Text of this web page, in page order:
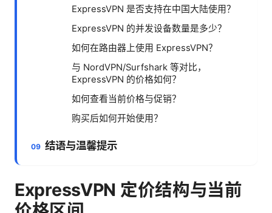
ExpressVPN 是否支持在中国大陆使用？
ExpressVPN 的并发设备数量是多少？
如何在路由器上使用 ExpressVPN？
与 NordVPN/Surfshark 等对比，
ExpressVPN 的价格如何？
如何查看当前价格与促销？
购买后如何开始使用？
结语与温馨提示
ExpressVPN 定价结构与当前